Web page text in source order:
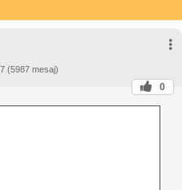
(5987 mesaj)
0